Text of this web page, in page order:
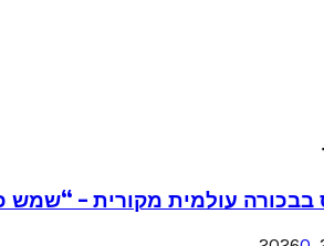
בבכורה עולמית מקורית – “שמש